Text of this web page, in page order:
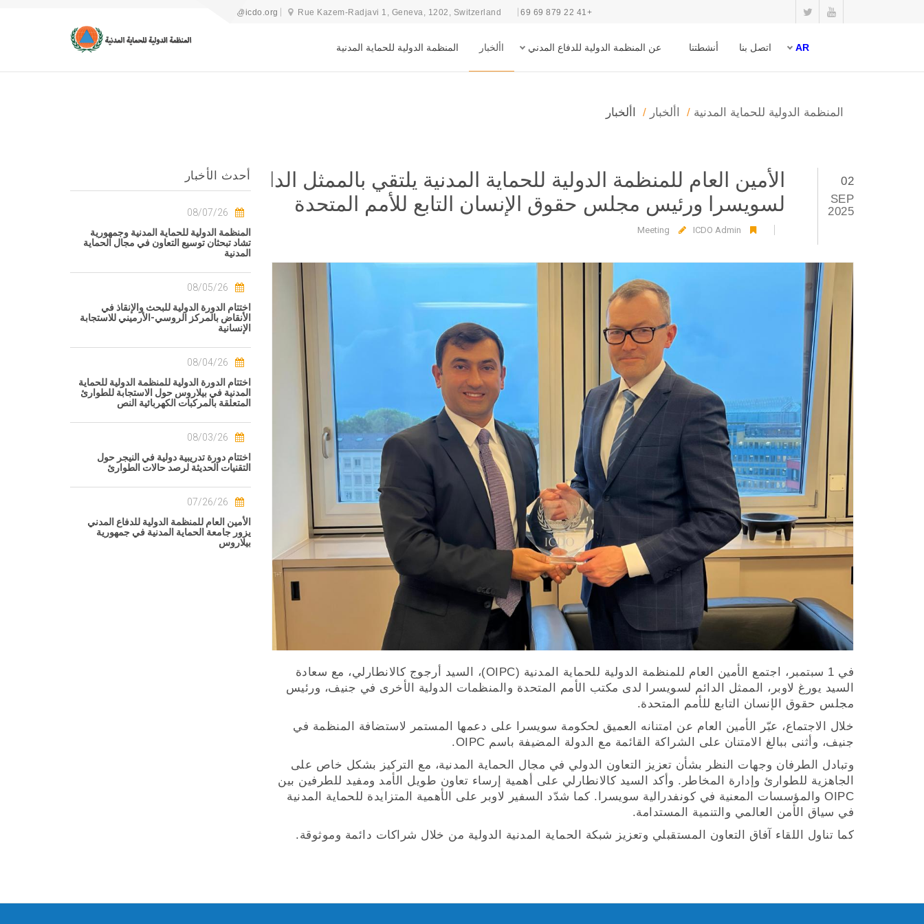
+41 22 879 69 69
icdo@icdo.org Rue Kazem-Radjavi 1, Geneva, 1202, Switzerland
المنظمة الدولية للحماية المدنية األخبار عن المنظمة الدولية للدفاع المدني أنشطتنا اتصل بنا AR
المنظمة الدولية للحماية المدنية األخبار األخبار
02
SEP
2025
الأمين العام للمنظمة الدولية للحماية المدنية يلتقي بالممثل الدائم
لسويسرا ورئيس مجلس حقوق الإنسان التابع للأمم المتحدة
Meeting ICDO Admin
في 1 سبتمبر، اجتمع الأمين العام للمنظمة الدولية للحماية المدنية (OIPC)، السيد أرجوج كالانطارلي، مع سعادة
السيد يورغ لاوبر، الممثل الدائم لسويسرا لدى مكتب الأمم المتحدة والمنظمات الدولية الأخرى في جنيف، ورئيس
مجلس حقوق الإنسان التابع للأمم المتحدة.
خلال الاجتماع، عبّر الأمين العام عن امتنانه العميق لحكومة سويسرا على دعمها المستمر لاستضافة المنظمة في
جنيف، وأثنى ببالغ الامتنان على الشراكة القائمة مع الدولة المضيفة باسم OIPC.
وتبادل الطرفان وجهات النظر بشأن تعزيز التعاون الدولي في مجال الحماية المدنية، مع التركيز بشكل خاص على
الجاهزية للطوارئ وإدارة المخاطر. وأكد السيد كالانطارلي على أهمية إرساء تعاون طويل الأمد ومفيد للطرفين بين
OIPC والمؤسسات المعنية في كونفدرالية سويسرا. كما شدّد السفير لاوبر على الأهمية المتزايدة للحماية المدنية
في سياق الأمن العالمي والتنمية المستدامة.
كما تناول اللقاء آفاق التعاون المستقبلي وتعزيز شبكة الحماية المدنية الدولية من خلال شراكات دائمة وموثوقة.
أحدث الأخبار
08/07/26
المنظمة الدولية للحماية المدنية وجمهورية
تشاد تبحثان توسيع التعاون في مجال الحماية
المدنية
08/05/26
اختتام الدورة الدولية للبحث والإنقاذ في
الأنقاض بالمركز الروسي-الأرميني للاستجابة
الإنسانية
08/04/26
اختتام الدورة الدولية للمنظمة الدولية للحماية
المدنية في بيلاروس حول الاستجابة للطوارئ
المتعلقة بالمركبات الكهربائية النص
08/03/26
اختتام دورة تدريبية دولية في النيجر حول
التقنيات الحديثة لرصد حالات الطوارئ
07/26/26
الأمين العام للمنظمة الدولية للدفاع المدني
يزور جامعة الحماية المدنية في جمهورية
بيلاروس